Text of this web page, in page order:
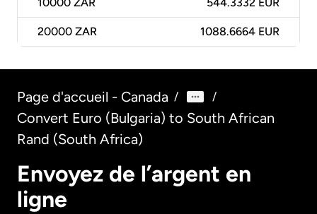
10000 ZAR 544.3332 EUR
20000 ZAR 1088.6664 EUR
Page d'accueil - Canada / /
Convert Euro (Bulgaria) to South African
Rand (South Africa)
Envoyez de l’argent en
ligne